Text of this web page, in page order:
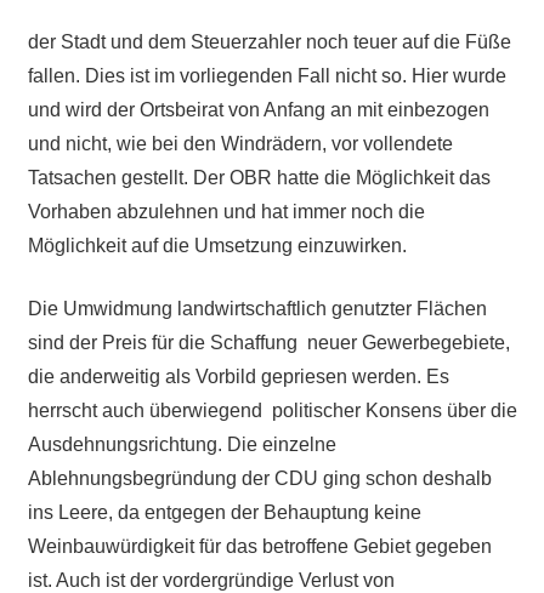
der Stadt und dem Steuerzahler noch teuer auf die Füße
fallen. Dies ist im vorliegenden Fall nicht so. Hier wurde
und wird der Ortsbeirat von Anfang an mit einbezogen
und nicht, wie bei den Windrädern, vor vollendete
Tatsachen gestellt. Der OBR hatte die Möglichkeit das
Vorhaben abzulehnen und hat immer noch die
Möglichkeit auf die Umsetzung einzuwirken.
Die Umwidmung landwirtschaftlich genutzter Flächen
sind der Preis für die Schaffung neuer Gewerbegebiete,
die anderweitig als Vorbild gepriesen werden. Es
herrscht auch überwiegend politischer Konsens über die
Ausdehnungsrichtung. Die einzelne
Ablehnungsbegründung der CDU ging schon deshalb
ins Leere, da entgegen der Behauptung keine
Weinbauwürdigkeit für das betroffene Gebiet gegeben
ist. Auch ist der vordergründige Verlust von